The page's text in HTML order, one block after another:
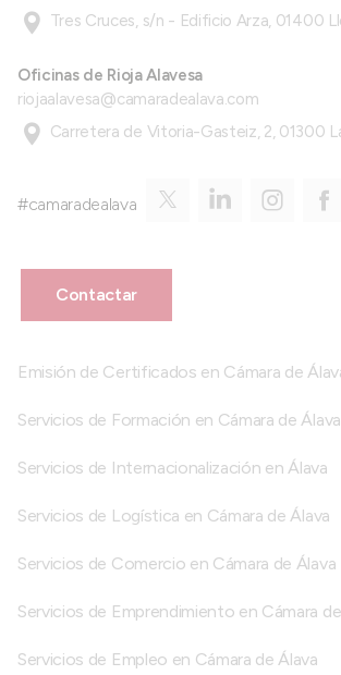
Tres Cruces, s/n - Edificio Arza, 01400
Oficinas de Rioja Alavesa
riojaalavesa@camaradealava.com
Carretera de Vitoria-Gasteiz, 2, 01300
#camaradealava
Contactar
Emisión de Certificados en Cámara de
Servicios de Formación en Cámara de Álava
Servicios de Internacionalización en Álava
Servicios de Logística en Cámara de Álava
Servicios de Comercio en Cámara de Álava
Servicios de Emprendimiento en Cámara
Servicios de Empleo en Cámara de Álava